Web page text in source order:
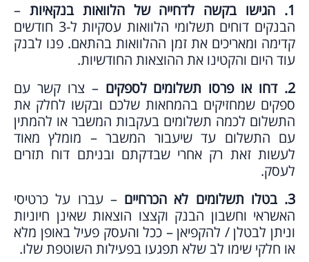
1. הגישו בקשה לדחייה של הלוואות בנקאיות
–
הבנקים דוחים תשלומי הלוואות עסקיות ל-3 חודשים
קדימה ומאריכים את זמן ההלוואות בהתאם. פנו לבנק
עוד היום והקטינו את ההוצאות החודשיות.
2. דחו או פרסו תשלומים לספקים
– צרו קשר עם
ספקים שמחזיקים בהמחאות שלכם ובקשו לחלק את
התשלום לכמה תשלומים בעקבות המשבר או להמתין
עם התשלום עד שיעבור המשבר – מומלץ מאוד
לעשות זאת רק אחרי שבדקתם ובניתם דוח תזרים
לעסק.
3. בטלו תשלומים לא הכרחיים
– עברו על כרטיסי
האשראי וחשבון הבנק וקצצו הוצאות שאינן חיוניות
וניתן לבטלן / להקפיאן – ככל והעסק פעיל באופן מלא
או חלקי שימו לב שלא תפגעו בפעילות השוטפת שלו.